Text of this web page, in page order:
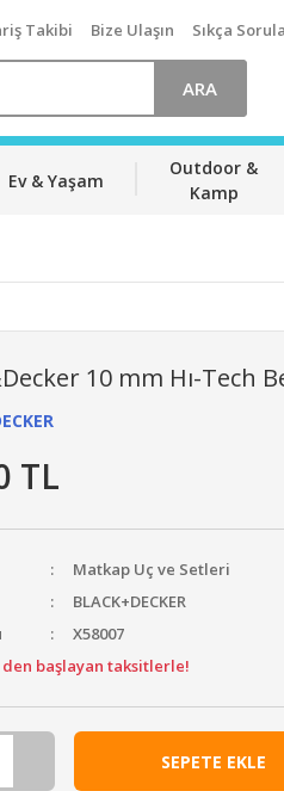
Takibi Bize Ulaşın Sıkça
ARA
Ev & Yaşam
Outdoor &
Kamp
10 mm Hı-Tech
TL
Matkap Uç ve Setleri
BLACK+DECKER
X58007
den başlayan taksitlerle!
SEPETE EKLE